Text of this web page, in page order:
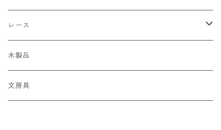
くーる
季節の糸
キラリボン
糸の切れはし
リボン
染め道具
マーカー
ペンダントホルダー
カードケース
レース
ちょうちょモチーフ
木製品
文房具